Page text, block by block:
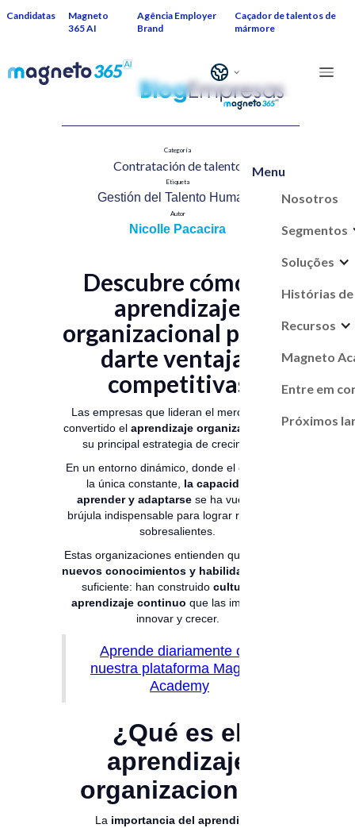
Candidatas
Magneto
365 AI
Agência Employer
Brand
Caçador de talentos de
mármore
Menu
Nosotros
Segmentos
Soluções
Histórias de
Recursos
Magneto
Entre em
Próximos
Categoría
Contratación de talent​o
Etiqueta
Gestión del Talento Humano​
Autor
Nicolle Pacacira
Descubre cómo el
aprendizaje
organizacional puede
darte ventajas
competitivas
Las empresas que lideran el mercado han
convertido el aprendizaje organizacional
en
su principal estrategia de crecimiento.
En un entorno dinámico, donde el cambio es
la única constante, la capacidad de
aprender y adaptarse se ha vuelto una
brújula indispensable para lograr resultados
sobresalientes.
Estas organizaciones entienden que
nuevos conocimientos y habilidades
suficiente: han construido culturas de
aprendizaje continuo que las impulsan a
innovar y crecer.
Aprende diariamente con
nuestra plataforma Magneto
Academy
¿Qué es el
aprendizaje
organizacional?
La importancia del aprendizaje